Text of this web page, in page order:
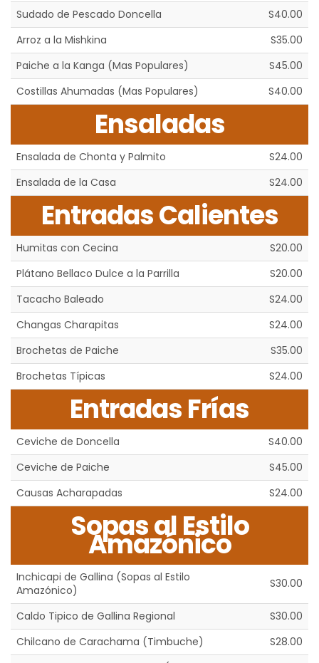
Sudado de Pescado Doncella
S40.00
Arroz a la Mishkina
S35.00
Paiche a la Kanga (Mas Populares)
S45.00
Costillas Ahumadas (Mas Populares)
S40.00
Ensaladas
Ensalada de Chonta y Palmito
S24.00
Ensalada de la Casa
S24.00
Entradas Calientes
Humitas con Cecina
S20.00
Plátano Bellaco Dulce a la Parrilla
S20.00
Tacacho Baleado
S24.00
Changas Charapitas
S24.00
Brochetas de Paiche
S35.00
Brochetas Típicas
S24.00
Entradas Frías
Ceviche de Doncella
S40.00
Ceviche de Paiche
S45.00
Causas Acharapadas
S24.00
Sopas al Estilo
Amazónico
Inchicapi de Gallina (Sopas al Estilo
Amazónico)
S30.00
Caldo Tipico de Gallina Regional
S30.00
Chilcano de Carachama (Timbuche)
S28.00